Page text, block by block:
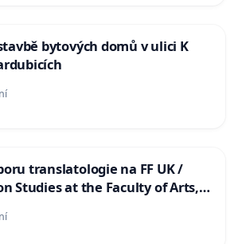
bytových domů v ulici K
translatologie na FF UK /
Studies at the Faculty of Arts,